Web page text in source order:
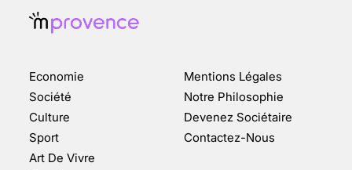
FAIT SURFACE À
MARSEILLE (1/5)
10 jan 2022
Economie
Société
Culture
Sport
Art De Vivre
Mentions Légales
Notre Philosophie
Devenez Sociétaire
Contactez-Nous